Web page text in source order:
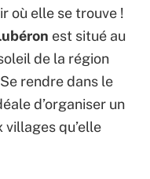
où elle se trouve !
est situé au
de la région
rendre dans le
d’organiser un
qu’elle